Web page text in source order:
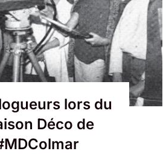
lors du
Déco de